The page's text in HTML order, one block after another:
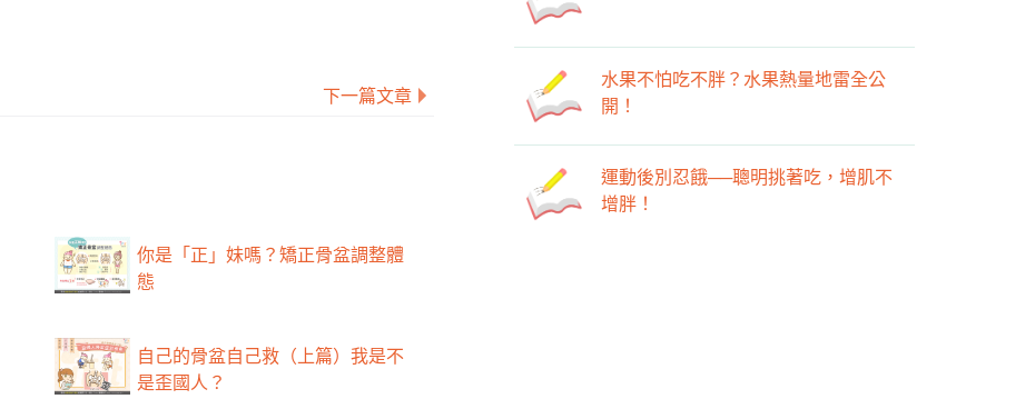
下一篇文章
你是「正」妹嗎？矯正骨盆調整體
態
自己的骨盆自己救（上篇）我是不
是歪國人？
水果不怕吃不胖？水果熱量地雷全公
開！
運動後別忍餓──聰明挑著吃，增肌不
增胖！